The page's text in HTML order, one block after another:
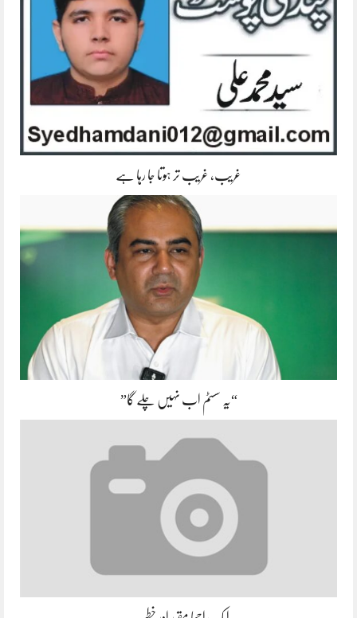
غریب، غریب تر ہوتا جا رہا ہے
“یہ سسٹم اب نہیں چلے گا”